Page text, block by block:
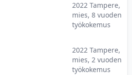
2022 Tampere,
mies, 8 vuoden
työkokemus
2022 Tampere,
mies, 2 vuoden
työkokemus